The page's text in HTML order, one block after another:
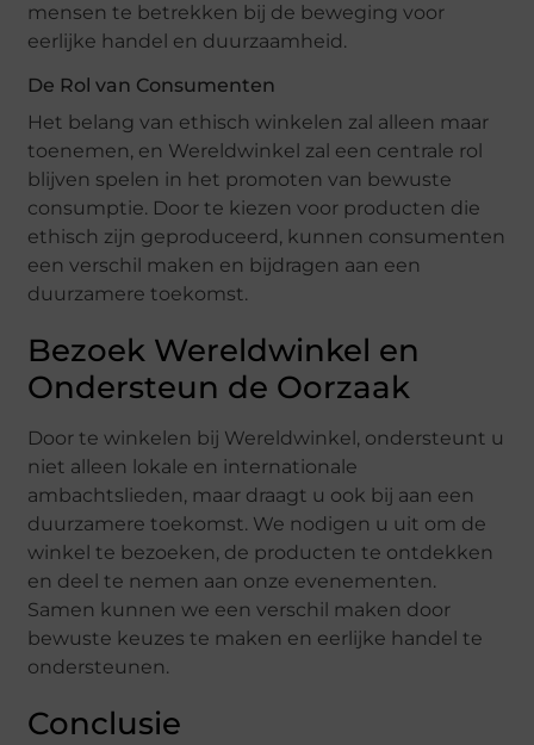
mensen te betrekken bij de beweging voor
eerlijke handel en duurzaamheid.
De Rol van Consumenten
Het belang van ethisch winkelen zal alleen maar
toenemen, en Wereldwinkel zal een centrale rol
blijven spelen in het promoten van bewuste
consumptie. Door te kiezen voor producten die
ethisch zijn geproduceerd, kunnen consumenten
een verschil maken en bijdragen aan een
duurzamere toekomst.
Bezoek Wereldwinkel en
Ondersteun de Oorzaak
Door te winkelen bij Wereldwinkel, ondersteunt u
niet alleen lokale en internationale
ambachtslieden, maar draagt u ook bij aan een
duurzamere toekomst. We nodigen u uit om de
winkel te bezoeken, de producten te ontdekken
en deel te nemen aan onze evenementen.
Samen kunnen we een verschil maken door
bewuste keuzes te maken en eerlijke handel te
ondersteunen.
Conclusie